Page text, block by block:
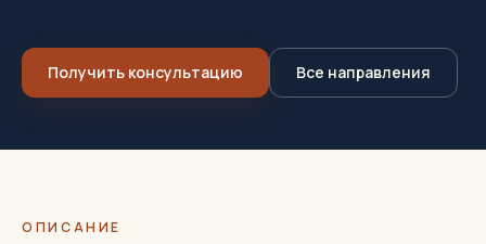
Получить консультацию Все направления
ОПИСАНИЕ